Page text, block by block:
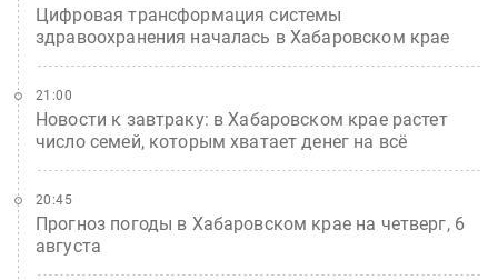
Цифровая трансформация системы
здравоохранения началась в Хабаровском крае
Новости к завтраку: в Хабаровском крае растет
число семей, которым хватает денег на всё
21:00
Прогноз погоды в Хабаровском крае на четверг, 6
августа
20:45